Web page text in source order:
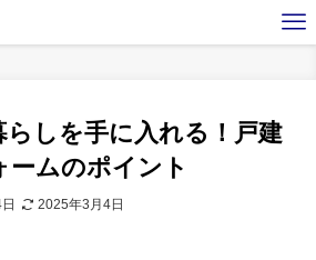
らしを手に入れる！戸建
ームのポイント
2025年3月4日